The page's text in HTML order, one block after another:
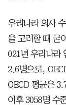
우리나라 의사
을 고려할 때 굳
021년 우리나라
2.6명으로,
OECD 평균은
이후 3058명 수